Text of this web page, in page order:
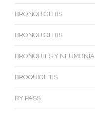
BRONQUIOLITIS
BRONQUIOLITIS
BRONQUITIS Y NEUMONÍA
BROQUIOLITIS
BY PASS